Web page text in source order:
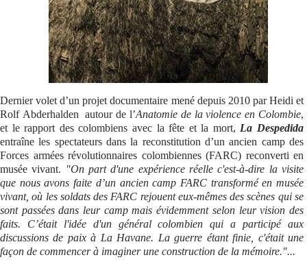
Dernier volet d’un projet documentaire mené depuis 2010 par Heidi et
Rolf Abderhalden autour de l’Anatomie de la violence en Colombie,
et le rapport des colombiens avec la fête et la mort, La Despedida
entraîne les spectateurs dans la reconstitution d’un ancien camp des
Forces armées révolutionnaires colombiennes (FARC) reconverti en
musée vivant. "On part d'une expérience réelle c'est-à-dire la visite
que nous avons faite d’un ancien camp FARC transformé en musée
vivant, où les soldats des FARC rejouent eux-mêmes des scènes qui se
sont passées dans leur camp mais évidemment selon leur vision des
faits. C’était l'idée d'un général colombien qui a participé aux
discussions de paix à La Havane. La guerre étant finie, c'était une
façon de commencer à imaginer une construction de la mémoire."...